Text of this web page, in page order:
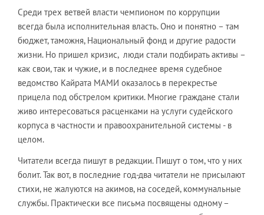
Среди трех ветвей власти чемпионом по коррупции
всегда была исполнительная власть. Оно и понятно – там
бюджет, таможня, Национальный фонд и другие радости
жизни. Но пришел кризис, люди стали подбирать активы –
как свои, так и чужие, и в последнее время судебное
ведомство Кайрата МАМИ оказалось в перекрестье
прицела под обстрелом критики. Многие граждане стали
живо интересоваться расценками на услуги судейского
корпуса в частности и правоохранительной системы - в
целом.
Читатели всегда пишут в редакции. Пишут о том, что у них
болит. Так вот, в последние год-два читатели не присылают
стихи, не жалуются на акимов, на соседей, коммунальные
службы. Практически все письма посвящены одному –